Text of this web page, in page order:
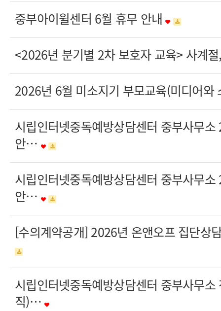
중부아이윌센터 6월 휴무 안내
<2026년 분기별 2차 보호자 교육> 사계
2026년 6월 미소지기 부모교육(미디어
시립인터넷중독예방상담센터 중부사무
안…
시립인터넷중독예방상담센터 중부사무
안…
[수의계약공개] 2026년 온앤오프 집단
시립인터넷중독예방상담센터 중부사무소
직)…